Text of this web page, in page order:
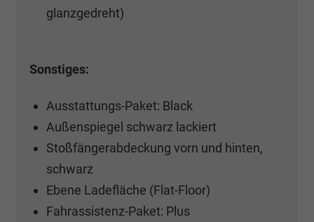
glanzgedreht)
Sonstiges:
Ausstattungs-Paket: Black
Außenspiegel schwarz lackiert
Stoßfängerabdeckung vorn und hinten,
schwarz
Ebene Ladefläche (Flat-Floor)
Fahrassistenz-Paket: Plus